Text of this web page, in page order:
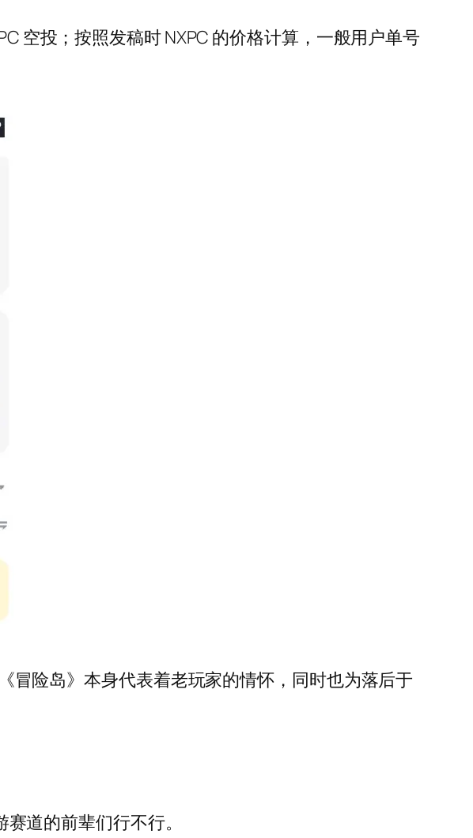
空投；按照发稿时 NXPC 的价格计算，一般用户单号
冒险岛》本身代表着老玩家的情怀，同时也为落后于
道的前辈们行不行。